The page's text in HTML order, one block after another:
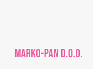
MARKO-PAN d.o.o.